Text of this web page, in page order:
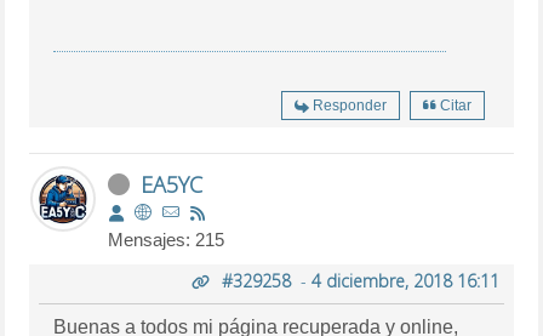
Responder Citar
EA5YC
Mensajes: 215
#329258- 4 diciembre, 2018 16:11
Buenas a todos mi página recuperada y online,